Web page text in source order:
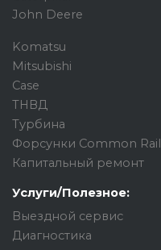
John Deere
Komatsu
Mitsubishi
Case
ТНВД
Турбина
Форсунки Common Rail
Капитальный ремонт
Услуги/Полезное:
Выездной сервис
Диагностика